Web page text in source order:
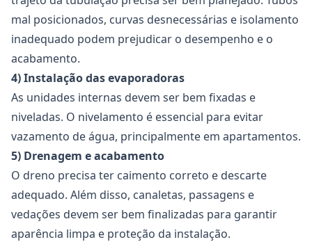
mal posicionados, curvas desnecessárias e isolamento
inadequado podem prejudicar o desempenho e o
acabamento.
4) Instalação das evaporadoras
As unidades internas devem ser bem fixadas e
niveladas. O nivelamento é essencial para evitar
vazamento de água, principalmente em apartamentos.
5) Drenagem e acabamento
O dreno precisa ter caimento correto e descarte
adequado. Além disso, canaletas, passagens e
vedações devem ser bem finalizadas para garantir
aparência limpa e proteção da instalação.